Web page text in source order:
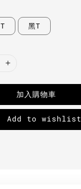
黑T
加入購物車
Add to wishlist